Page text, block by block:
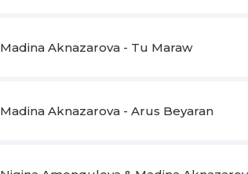
Madina Aknazarova - Tu Maraw
Madina Aknazarova - Arus Beyaran